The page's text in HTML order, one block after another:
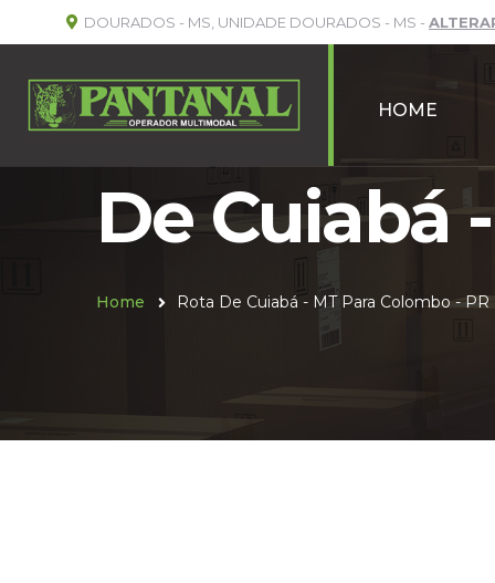
DOURADOS - MS, UNIDADE DOURADOS - MS -
HOME
De Cuiabá
Home Rota De Cuiabá - MT Para Colombo - PR